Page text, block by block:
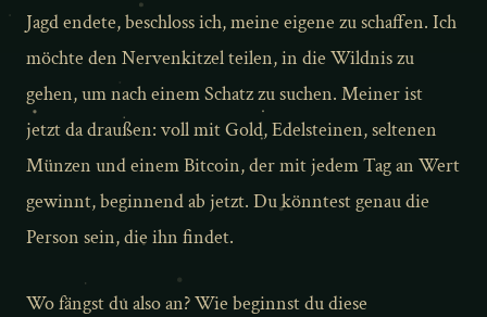
Jagd endete, beschloss ich, meine eigene zu schaffen. Ich
möchte den Nervenkitzel teilen, in die Wildnis zu
gehen, um nach einem Schatz zu suchen. Meiner ist
jetzt da draußen: voll mit Gold, Edelsteinen, seltenen
Münzen und einem Bitcoin, der mit jedem Tag an Wert
gewinnt, beginnend ab jetzt. Du könntest genau die
Person sein, die ihn findet.
Wo fängst du also an? Wie beginnst du diese